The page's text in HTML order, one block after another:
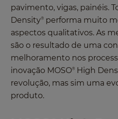
pavimento, vigas, painéis.
Density® performa muito
aspectos qualitativos. As
são o resultado de uma
melhoramento nos
inovação MOSO® High
revolução, mas sim uma
produto.